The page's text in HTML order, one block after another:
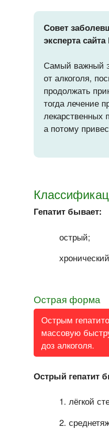
Совет
эксперта
Самый важный
от алкоголя,
продолжать
тогда лечение
лекарственных
а потому
Гепатит бывает:
острый;
Острая форма
Острым
массовую
доз алкоголя.
Острый гепатит
лёгкой